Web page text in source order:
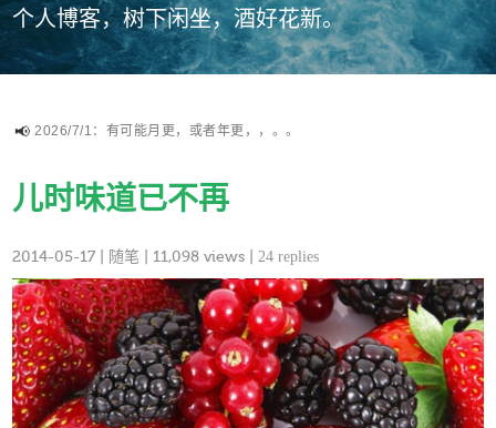
个人博客，树下闲坐，酒好花新。
2026/7/1：有可能月更，或者年更，，。。
儿时味道已不再
2014-05-17 随笔 | 11,098 views |24 replies